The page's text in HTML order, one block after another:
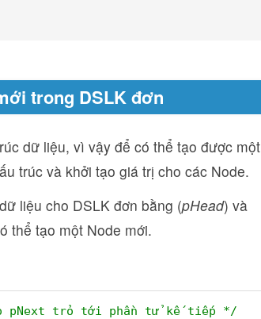
trong DSLK đơn
dữ liệu, vì vậy để có thể tạo được một
trúc và khởi tạo giá trị cho các Node.
liệu cho DSLK đơn bằng (pHead) và
thể tạo một Node mới.
pNext trỏ tới phần tử kế tiếp */